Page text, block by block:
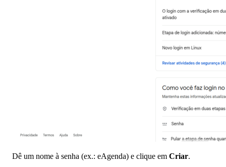
Dê um nome à senha (ex.: eAgenda) e clique em Criar.